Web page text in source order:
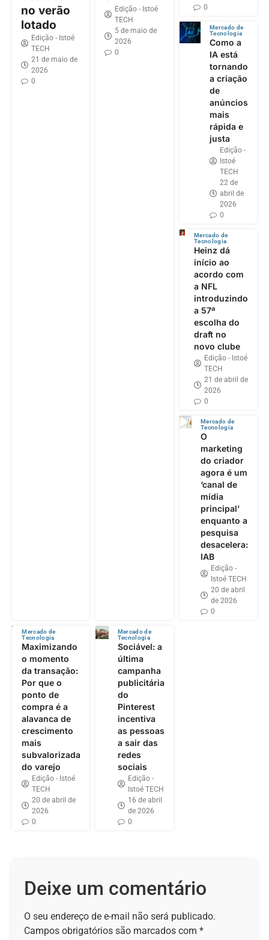
no verão
lotado
Edição - Istoé
TECH
21 de maio de
2026
0
Edição - Istoé
TECH
5 de maio de
2026
0
0
Mercado de
Tecnologia
Como a
IA está
tornando
a criação
de
anúncios
mais
rápida e
justa
Edição -
Istoé
TECH
22 de
abril de
2026
0
Mercado de
Tecnologia
Heinz dá
início ao
acordo com
a NFL
introduzindo
a 57ª
escolha do
draft no
novo clube
Edição - Istoé
TECH
21 de abril de
2026
0
Mercado de
Tecnologia
O
marketing
do criador
agora é um
‘canal de
mídia
principal’
enquanto a
pesquisa
desacelera:
IAB
Edição -
Istoé TECH
20 de abril
de 2026
0
Mercado de
Tecnologia
Maximizando
o momento
da transação:
Por que o
ponto de
compra é a
alavanca de
crescimento
mais
subvalorizada
do varejo
Edição - Istoé
TECH
20 de abril de
2026
0
Mercado de
Tecnologia
Sociável: a
última
campanha
publicitária
do
Pinterest
incentiva
as pessoas
a sair das
redes
sociais
Edição -
Istoé TECH
16 de abril
de 2026
0
Deixe um comentário
O seu endereço de e-mail não será publicado.
Campos obrigatórios são marcados com *